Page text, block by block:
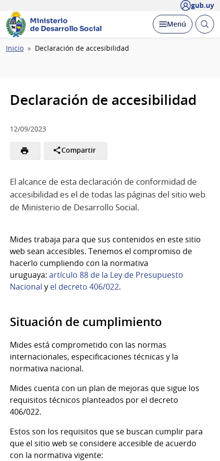
gub.uy
Ministerio
de Desarrollo Social
Desplegar
Menú Abrir
Ruta
Inicio Declaración de accesibilidad
Declaración de accesibilidad
12/09/2023
Compartir
El alcance de esta declaración de conformidad de
accesibilidad es el de todas las páginas del sitio web
de Ministerio de Desarrollo Social.
Mides trabaja para que sus contenidos en este sitio
web sean accesibles. Tenemos el compromiso de
hacerlo cumpliendo con la normativa
uruguaya: artículo 88 de la Ley de Presupuesto
Nacional y el decreto 406/022.
Situación de cumplimiento
Mides está comprometido con las normas
internacionales, especificaciones técnicas y la
normativa nacional.
Mides cuenta con un plan de mejoras que sigue los
requisitos técnicos planteados por el decreto
406/022.
Estos son los requisitos que se buscan cumplir para
que el sitio web se considere accesible de acuerdo
con la normativa vigente: